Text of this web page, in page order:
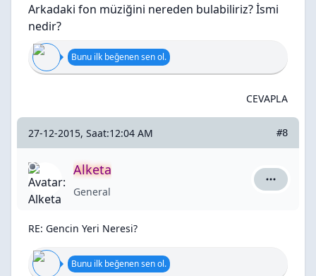
Arkadaki fon müziğini nereden bulabiliriz? İsmi
nedir?
Bunu ilk beğenen sen ol.
CEVAPLA
27-12-2015, Saat:12:04 AM #8
Alketa
General Alketa
RE: Gencin Yeri Neresi?
Bunu ilk beğenen sen ol.